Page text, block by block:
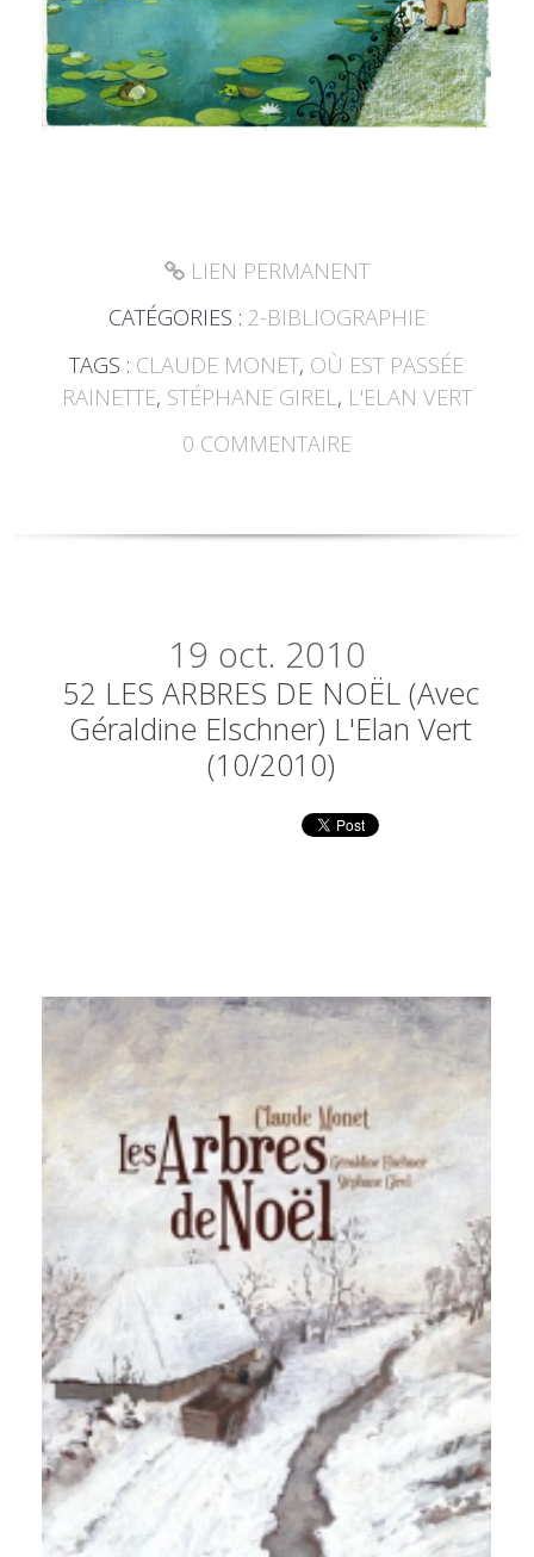
LIEN PERMANENT
CATÉGORIES : 2-BIBLIOGRAPHIE
TAGS : CLAUDE MONET, OÙ EST PASSÉE
RAINETTE, STÉPHANE GIREL , L'ELAN VERT
0 COMMENTAIRE
19 oct. 2010
52 LES ARBRES DE NOËL (avec
Géraldine Elschner) L'Elan Vert
(10/2010)